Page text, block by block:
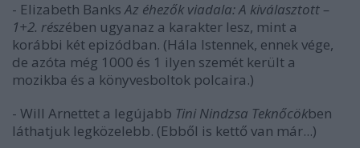
- Elizabeth Banks Az éhezők viadala: A kiválasztott –
1+2. részében ugyanaz a karakter lesz, mint a
korábbi két epizódban. (Hála Istennek, ennek vége,
de azóta még 1000 és 1 ilyen szemét került a
mozikba és a könyvesboltok polcaira.)
- Will Arnettet a legújabb Tini Nindzsa Teknőcökben
láthatjuk legközelebb. (Ebből is kettő van már...)